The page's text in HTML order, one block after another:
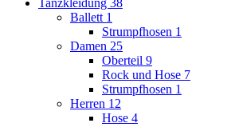
Ballett 1
Strumpfhosen 1
Damen 25
Oberteil 9
Rock und Hose 7
Strumpfhosen 1
Herren 12
Hose 4